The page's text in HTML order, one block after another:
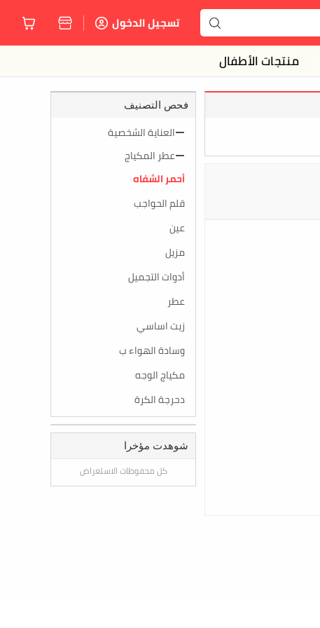
تسجيل الدخول
منتجات الأطفال
فحص التصنيف
العناية الشخصية
عطر المكياج
أحمر الشفاه
قلم الحواجب
عين
مزيل
أدوات التجميل
عطر
زيت اساسي
وسادة الهواء ب
مكياج الوجه
دحرجة الكرة
شوهدت مؤخرا
كل محفوظات الاستعراض